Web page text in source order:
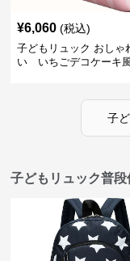
¥6,060 (税込)
子どもリュック おしゃ
い いちごデコケーキ
子
子どもリュック普